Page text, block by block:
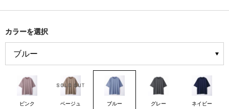
カラーを選択
ピンク ベージュ ブルー グレー ネイビー